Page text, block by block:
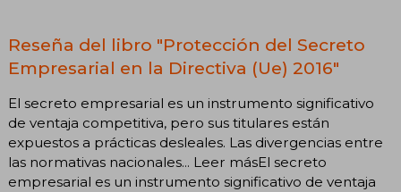
Reseña del libro "Protección del Secreto
Empresarial en la Directiva (Ue) 2016"
El secreto empresarial es un instrumento significativo
de ventaja competitiva, pero sus titulares están
expuestos a prácticas desleales. Las divergencias entre
las normativas nacionales... Leer másEl secreto
empresarial es un instrumento significativo de ventaja